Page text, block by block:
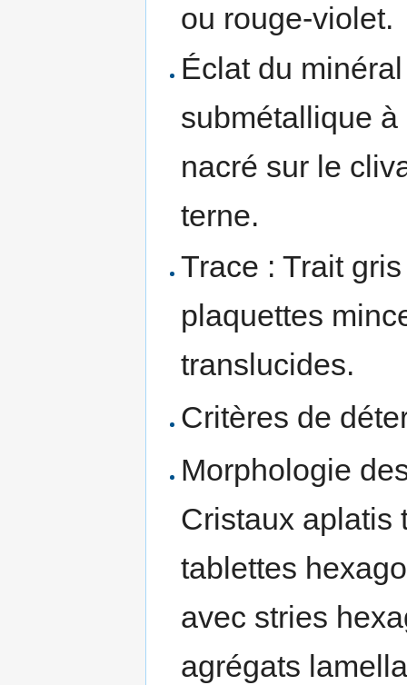
ou rouge-violet.
Éclat du
submétallique
nacré sur le
terne.
Trace : Trait
plaquettes
translucides.
Critères de
Morphologie
Cristaux aplatis
tablettes
avec stries
agrégats